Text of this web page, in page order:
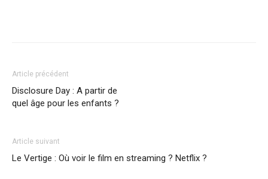
Article précédent
Disclosure Day : A partir de
quel âge pour les enfants ?
Article suivant
Le Vertige : Où voir le film en streaming ? Netflix ?